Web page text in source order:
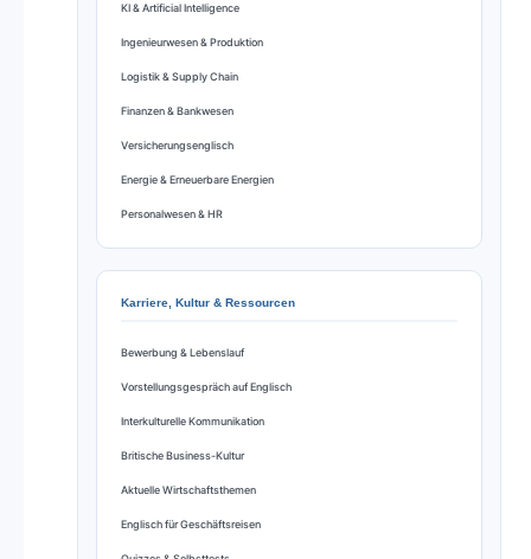
KI & Artificial Intelligence
Ingenieurwesen & Produktion
Logistik & Supply Chain
Finanzen & Bankwesen
Versicherungsenglisch
Energie & Erneuerbare Energien
Personalwesen & HR
Karriere, Kultur & Ressourcen
Bewerbung & Lebenslauf
Vorstellungsgespräch auf Englisch
Interkulturelle Kommunikation
Britische Business-Kultur
Aktuelle Wirtschaftsthemen
Englisch für Geschäftsreisen